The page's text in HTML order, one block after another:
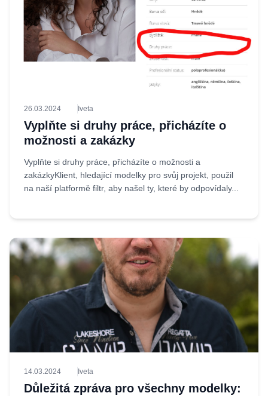
26.03.2024 Iveta
Vyplňte si druhy práce, přicházíte o
možnosti a zakázky
Vyplňte si druhy práce, přicházíte o možnosti a
zakázkyKlient, hledající modelky pro svůj projekt, použil
na naší platformě filtr, aby našel ty, které by odpovídaly...
14.03.2024 Iveta
Důležitá zpráva pro všechny modelky: